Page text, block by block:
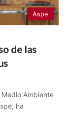
Aspe
de las
Ambiente
ha